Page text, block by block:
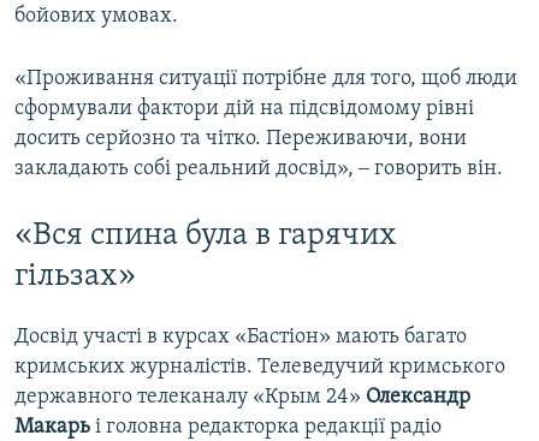
бойових умовах.
«Проживання ситуації потрібне для того, щоб люди
сформували фактори дій на підсвідомому рівні
досить серйозно та чітко. Переживаючи, вони
закладають собі реальний досвід», ‒ говорить він.
«Вся спина була в гарячих
гільзах»
Досвід участі в курсах «Бастіон» мають багато
кримських журналістів. Телеведучий кримського
державного телеканалу «Крым 24» Олександр
Макарь і головна редакторка редакції радіо